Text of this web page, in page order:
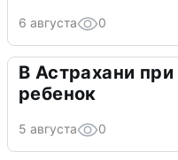
6 августа 0
В Астрахани
ребенок
5 августа 0